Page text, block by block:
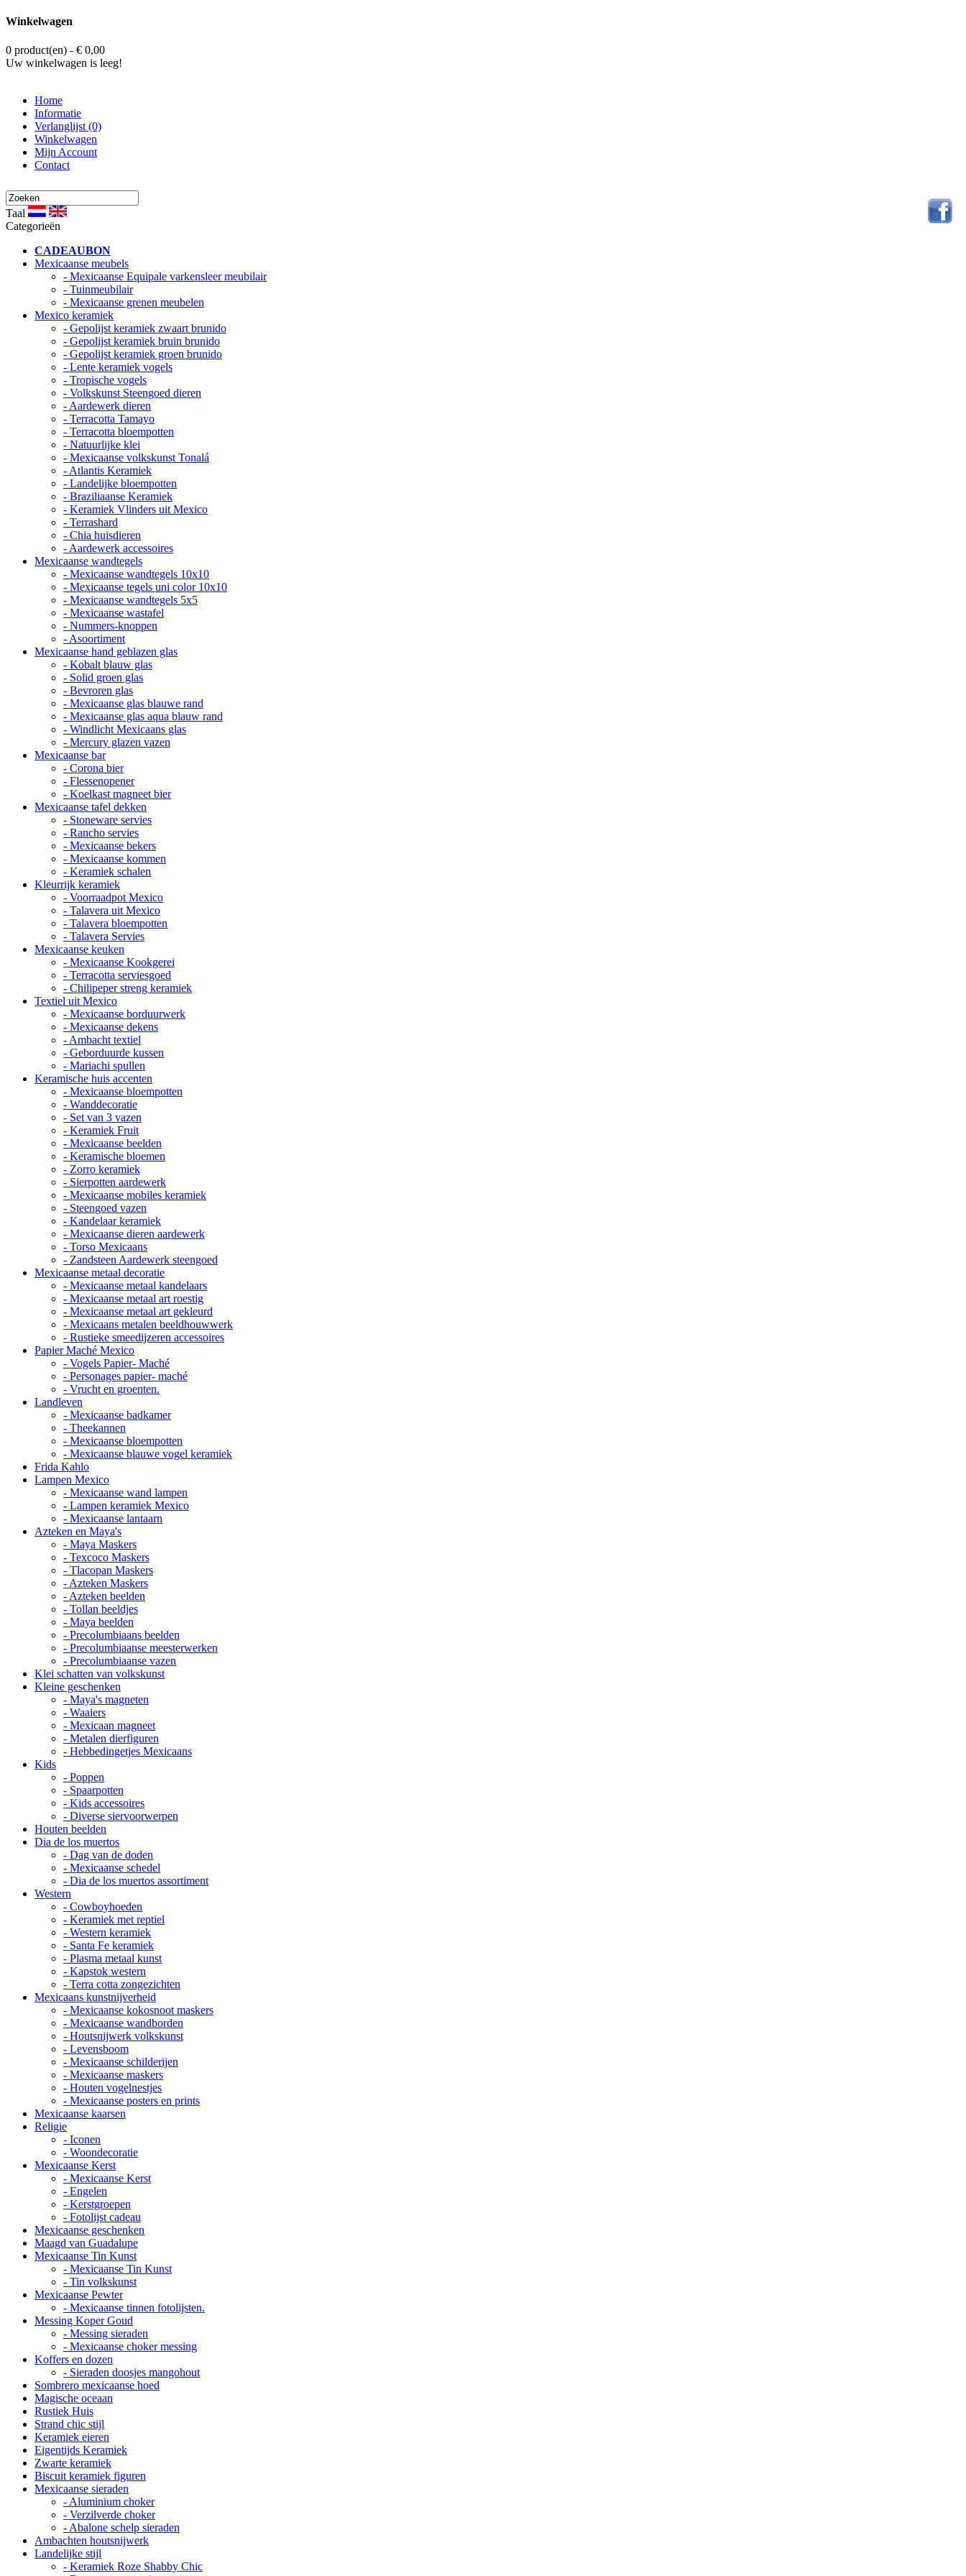
Winkelwagen
0 product(en) - € 0,00
Uw winkelwagen is leeg!
Home
Informatie
Verlanglijst (0)
Winkelwagen
Mijn Account
Contact
Taal
Categorieën
CADEAUBON
Mexicaanse meubels
- Mexicaanse Equipale varkensleer meubilair
- Tuinmeubilair
- Mexicaanse grenen meubelen
Mexico keramiek
- Gepolijst keramiek zwaart brunido
- Gepolijst keramiek bruin brunido
- Gepolijst keramiek groen brunido
- Lente keramiek vogels
- Tropische vogels
- Volkskunst Steengoed dieren
- Aardewerk dieren
- Terracotta Tamayo
- Terracotta bloempotten
- Natuurlijke klei
- Mexicaanse volkskunst Tonalá
- Atlantis Keramiek
- Landelijke bloempotten
- Braziliaanse Keramiek
- Keramiek Vlinders uit Mexico
- Terrashard
- Chia huisdieren
- Aardewerk accessoires
Mexicaanse wandtegels
- Mexicaanse wandtegels 10x10
- Mexicaanse tegels uni color 10x10
- Mexicaanse wandtegels 5x5
- Mexicaanse wastafel
- Nummers-knoppen
- Asoortiment
Mexicaanse hand geblazen glas
- Kobalt blauw glas
- Solid groen glas
- Bevroren glas
- Mexicaanse glas blauwe rand
- Mexicaanse glas aqua blauw rand
- Windlicht Mexicaans glas
- Mercury glazen vazen
Mexicaanse bar
- Corona bier
- Flessenopener
- Koelkast magneet bier
Mexicaanse tafel dekken
- Stoneware servies
- Rancho servies
- Mexicaanse bekers
- Mexicaanse kommen
- Keramiek schalen
Kleurrijk keramiek
- Voorraadpot Mexico
- Talavera uit Mexico
- Talavera bloempotten
- Talavera Servies
Mexicaanse keuken
- Mexicaanse Kookgerei
- Terracotta serviesgoed
- Chilipeper streng keramiek
Textiel uit Mexico
- Mexicaanse borduurwerk
- Mexicaanse dekens
- Ambacht textiel
- Geborduurde kussen
- Mariachi spullen
Keramische huis accenten
- Mexicaanse bloempotten
- Wanddecoratie
- Set van 3 vazen
- Keramiek Fruit
- Mexicaanse beelden
- Keramische bloemen
- Zorro keramiek
- Sierpotten aardewerk
- Mexicaanse mobiles keramiek
- Steengoed vazen
- Kandelaar keramiek
- Mexicaanse dieren aardewerk
- Torso Mexicaans
- Zandsteen Aardewerk steengoed
Mexicaanse metaal decoratie
- Mexicaanse metaal kandelaars
- Mexicaanse metaal art roestig
- Mexicaanse metaal art gekleurd
- Mexicaans metalen beeldhouwwerk
- Rustieke smeedijzeren accessoires
Papier Maché Mexico
- Vogels Papier- Maché
- Personages papier- maché
- Vrucht en groenten.
Landleven
- Mexicaanse badkamer
- Theekannen
- Mexicaanse bloempotten
- Mexicaanse blauwe vogel keramiek
Frida Kahlo
Lampen Mexico
- Mexicaanse wand lampen
- Lampen keramiek Mexico
- Mexicaanse lantaarn
Azteken en Maya's
- Maya Maskers
- Texcoco Maskers
- Tlacopan Maskers
- Azteken Maskers
- Azteken beelden
- Tollan beeldjes
- Maya beelden
- Precolumbiaans beelden
- Precolumbiaanse meesterwerken
- Precolumbiaanse vazen
Klei schatten van volkskunst
Kleine geschenken
- Maya's magneten
- Waaiers
- Mexicaan magneet
- Metalen dierfiguren
- Hebbedingetjes Mexicaans
Kids
- Poppen
- Spaarpotten
- Kids accessoires
- Diverse siervoorwerpen
Houten beelden
Dia de los muertos
- Dag van de doden
- Mexicaanse schedel
- Dia de los muertos assortiment
Western
- Cowboyhoeden
- Keramiek met reptiel
- Western keramiek
- Santa Fe keramiek
- Plasma metaal kunst
- Kapstok western
- Terra cotta zongezichten
Mexicaans kunstnijverheid
- Mexicaanse kokosnoot maskers
- Mexicaanse wandborden
- Houtsnijwerk volkskunst
- Levensboom
- Mexicaanse schilderijen
- Mexicaanse maskers
- Houten vogelnestjes
- Mexicaanse posters en prints
Mexicaanse kaarsen
Religie
- Iconen
- Woondecoratie
Mexicaanse Kerst
- Mexicaanse Kerst
- Engelen
- Kerstgroepen
- Fotolijst cadeau
Mexicaanse geschenken
Maagd van Guadalupe
Mexicaanse Tin Kunst
- Mexicaanse Tin Kunst
- Tin volkskunst
Mexicaanse Pewter
- Mexicaanse tinnen fotolijsten.
Messing Koper Goud
- Messing sieraden
- Mexicaanse choker messing
Koffers en dozen
- Sieraden doosjes mangohout
Sombrero mexicaanse hoed
Magische oceaan
Rustiek Huis
Strand chic stijl
Keramiek eieren
Eigentijds Keramiek
Zwarte keramiek
Biscuit keramiek figuren
Mexicaanse sieraden
- Aluminium choker
- Verzilverde choker
- Abalone schelp sieraden
Ambachten houtsnijwerk
Landelijke stijl
- Keramiek Roze Shabby Chic